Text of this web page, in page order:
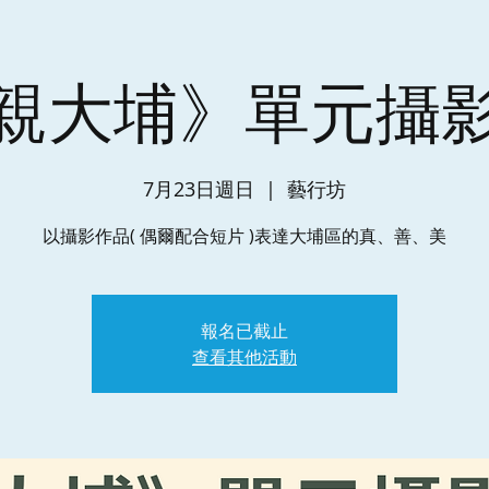
大埔》單元攝
7月23日週日
  |
藝行坊
以攝影作品( 偶爾配合短片 )表達大埔區的真、善、美
報名已截止
查看其他活動